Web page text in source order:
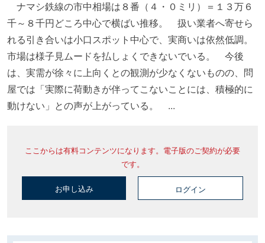
ナマシ鉄線の市中相場は８番（４・０ミリ）＝１３万６
千～８千円どころ中心で横ばい推移。 扱い業者へ寄せら
れる引き合いは小口スポット中心で、実商いは依然低調。
市場は様子見ムードを払しょくできないでいる。 今後
は、実需が徐々に上向くとの観測が少なくないものの、問
屋では「実際に荷動きが伴ってこないことには、積極的に
動けない」との声が上がっている。 ...
ここからは有料コンテンツになります。電子版のご契約が必要
です。
お申し込み ログイン